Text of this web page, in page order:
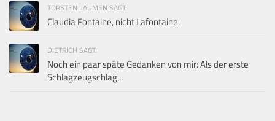
TORSTEN LAUMEN SAGT:
Claudia Fontaine, nicht Lafontaine.
DIETRICH SAGT:
Noch ein paar späte Gedanken von mir: Als der erste
Schlagzeugschlag...